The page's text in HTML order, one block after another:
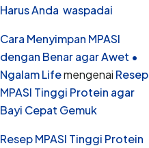
Harus Anda waspadai
Cara Menyimpan MPASI
dengan Benar agar Awet •
Ngalam Lifemengenai Resep
MPASI Tinggi Protein agar
Bayi Cepat Gemuk
Resep MPASI Tinggi Protein